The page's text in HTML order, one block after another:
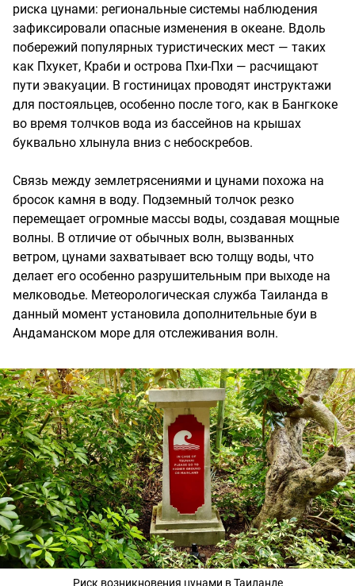
риска цунами: региональные системы наблюдения
зафиксировали опасные изменения в океане. Вдоль
побережий популярных туристических мест — таких
как Пхукет, Краби и острова Пхи-Пхи — расчищают
пути эвакуации. В гостиницах проводят инструктажи
для постояльцев, особенно после того, как в Бангкоке
во время толчков вода из бассейнов на крышах
буквально хлынула вниз с небоскребов.
Связь между землетрясениями и цунами похожа на
бросок камня в воду. Подземный толчок резко
перемещает огромные массы воды, создавая мощные
волны. В отличие от обычных волн, вызванных
ветром, цунами захватывает всю толщу воды, что
делает его особенно разрушительным при выходе на
мелководье. Метеорологическая служба Таиланда в
данный момент установила дополнительные буи в
Андаманском море для отслеживания волн.
Риск возникновения цунами в Таиланде